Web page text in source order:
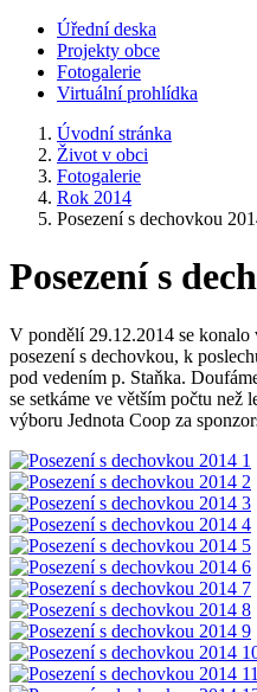
Úřední deska
Projekty obce
Fotogalerie
Virtuální prohlídka
Úvodní stránka
Život v obci
Fotogalerie
Rok 2014
Posezení s dechovkou
Posezení s
V pondělí 29.12.2014 se
posezení s dechovkou, k
pod vedením p. Staňka.
se setkáme ve větším počtu než
výboru Jednota Coop za